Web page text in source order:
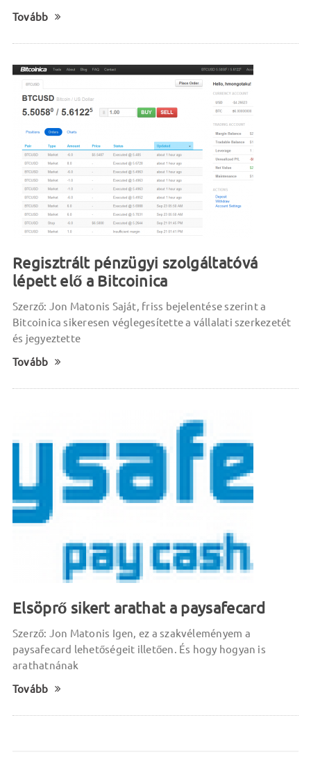
Tovább
Regisztrált pénzügyi szolgáltatóvá
lépett elő a Bitcoinica
Szerző: Jon Matonis Saját, friss bejelentése szerint a
Bitcoinica sikeresen véglegesítette a vállalati szerkezetét
és jegyeztette
Tovább
Elsöprő sikert arathat a paysafecard
Szerző: Jon Matonis Igen, ez a szakvéleményem a
paysafecard lehetőségeit illetően. És hogy hogyan is
arathatnának
Tovább